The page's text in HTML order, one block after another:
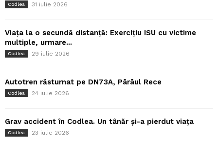
Codlea 31 iulie 2026
Viața la o secundă distanță: Exercițiu ISU cu victime
multiple, urmare...
Codlea 29 iulie 2026
Autotren răsturnat pe DN73A, Pârâul Rece
Codlea 24 iulie 2026
Grav accident în Codlea. Un tânăr și-a pierdut viața
Codlea 23 iulie 2026